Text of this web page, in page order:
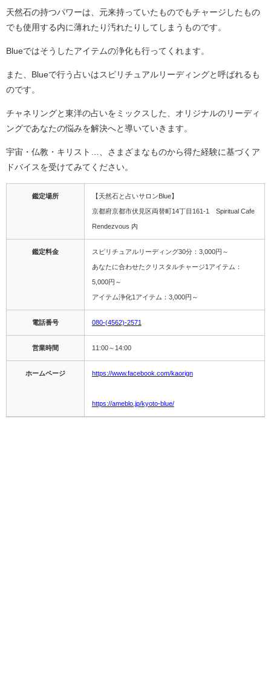
天然石の持つパワーは、元来持っていたものでもチャージしたもの
でも使用する内に薄れたり汚れたりしてしまうものです。
Blueではそうしたアイテムの浄化も行ってくれます。
また、Blueで行う占いはスピリチュアルリーディングと呼ばれるも
のです。
チャネリングと東洋の占いをミックスした、オリジナルのリーディ
ングであなたの悩みを解決へと導いていきます。
宇宙・仏教・キリスト…、さまざまなものから得た経験に基づくア
ドバイスを受けてみてください。
鑑定場所 【天然石と占いサロンBlue】
京都府京都市伏見区両替町14丁目161-1 Spiritual Cafe
Rendezvous 内
鑑定料金 スピリチュアルリーディング30分：3,000円～
あなたに合わせたクリスタルチャージ1アイテム：
5,000円～
アイテム浄化1アイテム：3,000円～
電話番号 080-(4562)-2571
営業時間 11:00～14:00
ホームページ https://www.facebook.com/kaorign
https://ameblo.jp/kyoto-blue/